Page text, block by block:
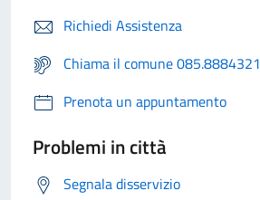
Richiedi Assistenza
Chiama il comune 085.8884321
Prenota un appuntamento
Problemi in città
Segnala disservizio